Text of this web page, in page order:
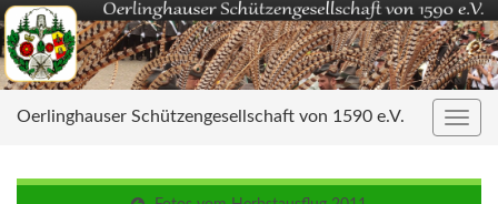
Oerlinghauser Schützengesellschaft von 1590 e.V.